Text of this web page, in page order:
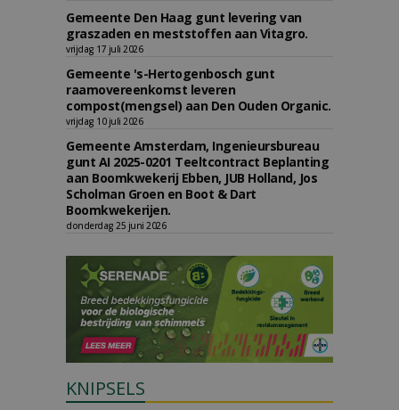
Gemeente Den Haag gunt levering van
graszaden en meststoffen aan Vitagro.
vrijdag 17 juli 2026
Gemeente 's-Hertogenbosch gunt
raamovereenkomst leveren
compost(mengsel) aan Den Ouden Organic.
vrijdag 10 juli 2026
Gemeente Amsterdam, Ingenieursbureau
gunt AI 2025-0201 Teeltcontract Beplanting
aan Boomkwekerij Ebben, JUB Holland, Jos
Scholman Groen en Boot & Dart
Boomkwekerijen.
donderdag 25 juni 2026
KNIPSELS